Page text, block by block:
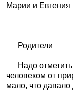
Марии и Евгения
Родители
Надо
человеком от
мало, что давало